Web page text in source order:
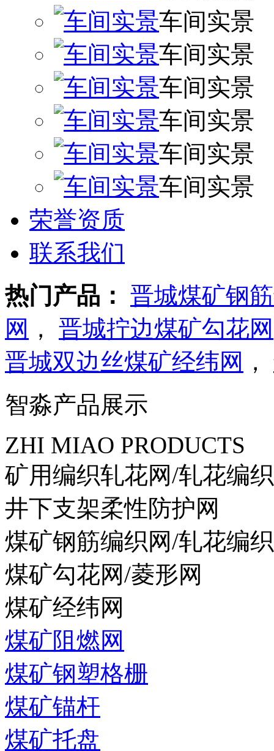
车间实景
车间实景
车间实景
车间实景
车间实景
车间实景
荣誉资质
联系我们
热门产品： 晋城煤矿钢
网 ， 晋城拧边煤矿勾花网
晋城双边丝煤矿经纬网 ，
智淼产品展示
ZHI MIAO PRODUCTS
矿用编织轧花网/轧花编
井下支架柔性防护网
煤矿钢筋编织网/轧花编
煤矿勾花网/菱形网
煤矿经纬网
煤矿阻燃网
煤矿钢塑格栅
煤矿锚杆
煤矿托盘